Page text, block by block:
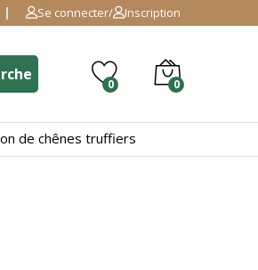
Se connecter/ Inscription
0 0
de chênes truffiers